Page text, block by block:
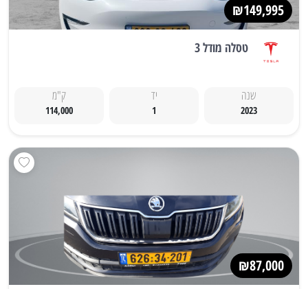
₪149,995
טסלה מודל 3
שנה
2023
יד
1
ק"מ
114,000
₪87,000